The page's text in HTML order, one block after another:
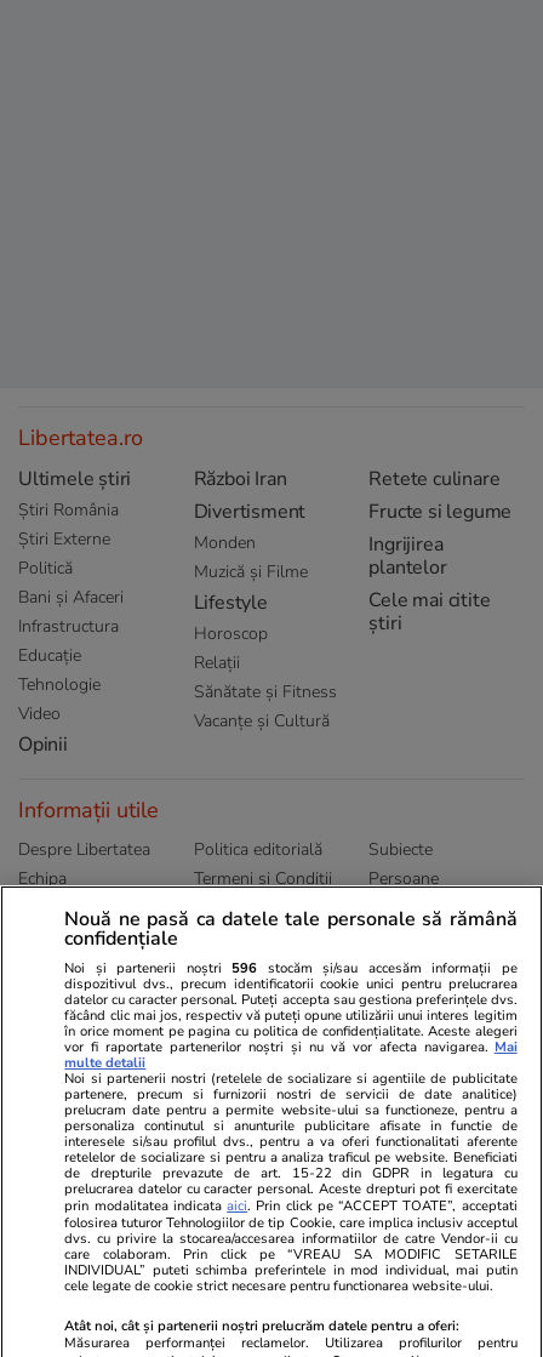
Libertatea.ro
Ultimele știri
Știri România
Știri Externe
Politică
Bani și Afaceri
Infrastructura
Educație
Tehnologie
Video
Opinii
Război Iran
Divertisment
Monden
Muzică și Filme
Lifestyle
Horoscop
Relații
Sănătate și Fitness
Vacanțe și Cultură
Retete culinare
Fructe si legume
Ingrijirea
plantelor
Cele mai citite
știri
Informații utile
Despre Libertatea
Echipa
Publicitate
Politica de
Politica editorială
Termeni și Conditii
Abonamente
Subiecte
Persoane
Sitemap
Ringier România
Libertatea pentru
Unica.ro
Program TV
Avantaje
ELLE
Gazeta Sporturilor
Stiri mondene
Calculator sarcina
Ajută Copiii
Locuri de muncă
Imobiliare.ro
Jobradar24
Imoradar24
Colecții Libertatea
Pariază responsabil! Decizia ONJN nr. 821/25.09.2025.
Jocurile de noroc sunt interzise minorilor.
© 2026 Ringier Romania. Toate drepturile rezervate
Nouă ne pasă ca datele tale personale să rămână
confidențiale
Noi și partenerii noștri 596 stocăm și/sau accesăm informații pe
dispozitivul dvs., precum identificatorii cookie unici pentru prelucrarea
datelor cu caracter personal. Puteți accepta sau gestiona preferințele dvs.
făcând clic mai jos, respectiv vă puteți opune utilizării unui interes legitim
în orice moment pe pagina cu politica de confidențialitate. Aceste alegeri
vor fi raportate partenerilor noștri și nu vă vor afecta navigarea. Mai
multe detalii
Noi si partenerii nostri (retelele de socializare si agentiile de publicitate
partenere, precum si furnizorii nostri de servicii de date analitice)
prelucram date pentru a permite website-ului sa functioneze, pentru a
personaliza continutul si anunturile publicitare afisate in functie de
interesele si/sau profilul dvs., pentru a va oferi functionalitati aferente
retelelor de socializare si pentru a analiza traficul pe website. Beneficiati
de drepturile prevazute de art. 15-22 din GDPR in legatura cu
prelucrarea datelor cu caracter personal. Aceste drepturi pot fi exercitate
prin modalitatea indicataaici. Prin click pe “ACCEPT TOATE”, acceptati
folosirea tuturor Tehnologiilor de tip Cookie, care implica inclusiv acceptul
dvs. cu privire la stocarea/accesarea informatiilor de catre Vendor-ii cu
care colaboram. Prin click pe “VREAU SA MODIFIC SETARILE
INDIVIDUAL” puteti schimba preferintele in mod individual, mai putin
cele legate de cookie strict necesare pentru functionarea website-ului.
Atât noi, cât și partenerii noștri prelucrăm datele pentru a oferi:
Măsurarea performanței reclamelor. Utilizarea profilurilor pentru